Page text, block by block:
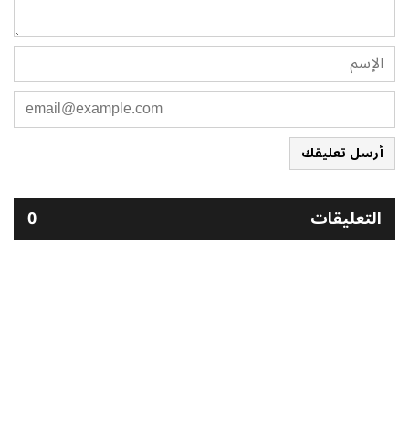
أرسل تعليقك
التعليقات 0